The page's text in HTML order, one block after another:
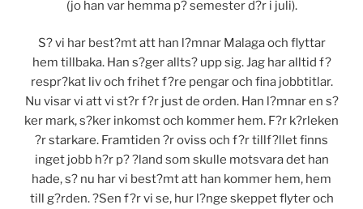
(jo han var hemma p? semester d?r i juli).
S? vi har best?mt att han l?mnar Malaga och flyttar
hem tillbaka. Han s?ger allts? upp sig. Jag har alltid f?
respr?kat liv och frihet f?re pengar och fina jobbtitlar.
Nu visar vi att vi st?r f?r just de orden. Han l?mnar en s?
ker mark, s?ker inkomst och kommer hem. F?r k?rleken
?r starkare. Framtiden ?r oviss och f?r tillf?llet finns
inget jobb h?r p? ?land som skulle motsvara det han
hade, s? nu har vi best?mt att han kommer hem, hem
till g?rden. ?Sen f?r vi se, hur l?nge skeppet flyter och